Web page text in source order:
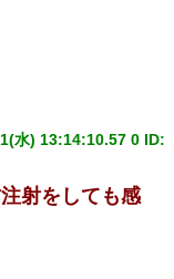
水) 13:14:10.57 0 ID:
射をしても感